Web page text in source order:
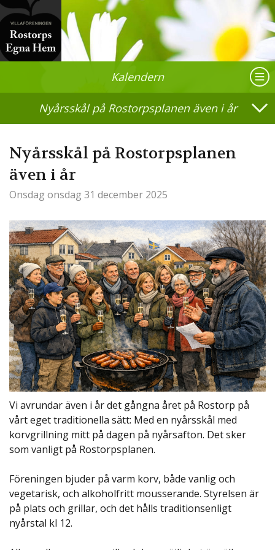
Kalendern
Nyårsskål på Rostorpsplanen även i år
Nyårsskål på Rostorpsplanen
även i år
Onsdag onsdag 31 december 2025
Vi avrundar även i år det gångna året på Rostorp på
vårt eget traditionella sätt: Med en nyårsskål med
korvgrillning mitt på dagen på nyårsafton. Det sker
som vanligt på Rostorpsplanen.
Föreningen bjuder på varm korv, både vanlig och
vegetarisk, och alkoholfritt mousserande. Styrelsen är
på plats och grillar, och det hålls traditionsenligt
nyårstal kl 12.